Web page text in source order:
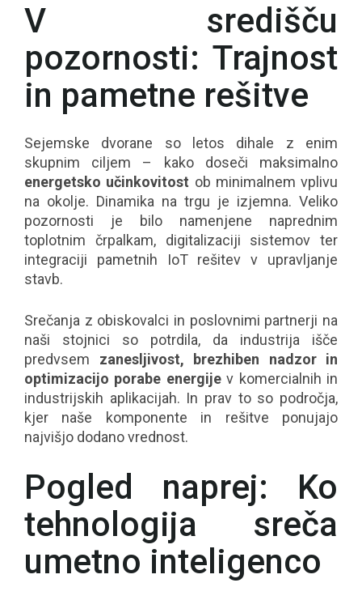
V središču
pozornosti: Trajnost
in pametne rešitve
Sejemske dvorane so letos dihale z enim
skupnim ciljem – kako doseči maksimalno
energetsko učinkovitost ob minimalnem vplivu
na okolje. Dinamika na trgu je izjemna. Veliko
pozornosti je bilo namenjene naprednim
toplotnim črpalkam, digitalizaciji sistemov ter
integraciji pametnih IoT rešitev v upravljanje
stavb.
Srečanja z obiskovalci in poslovnimi partnerji na
naši stojnici so potrdila, da industrija išče
predvsem zanesljivost, brezhiben nadzor in
optimizacijo porabe energijev komercialnih in
industrijskih aplikacijah. In prav to so področja,
kjer naše komponente in rešitve ponujajo
najvišjo dodano vrednost.
Pogled naprej: Ko
tehnologija sreča
umetno inteligenco